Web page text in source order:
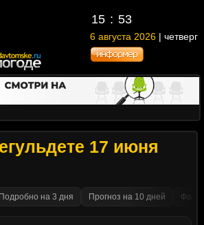
15 53
6 августа 2026 | четверг
17 июня
Подробно на 3 дня Прогноз на 10 дней